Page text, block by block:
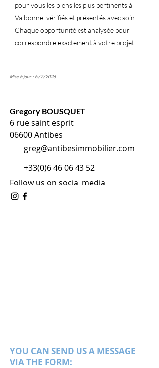
pour vous les biens les plus pertinents à
Valbonne, vérifiés et présentés avec soin.
Chaque opportunité est analysée pour
correspondre exactement à votre projet.
Mise à jour : 6/7/2026
Gregory BOUSQUET
6 rue saint esprit
06600 Antibes
greg@antibesimmobilier.com
+33(0)6 46 06 43 52
Follow us on social media
YOU CAN SEND US A MESSAGE
VIA THE FORM: